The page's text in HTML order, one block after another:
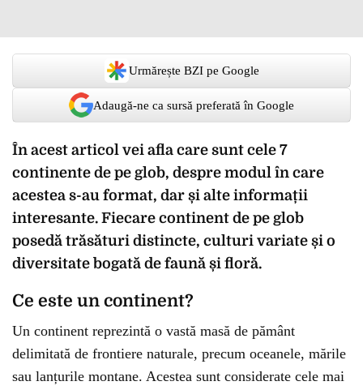
Urmărește BZI pe Google
Adaugă-ne ca sursă preferată în Google
În acest articol vei afla care sunt cele 7
continente de pe glob, despre modul în care
acestea s-au format, dar și alte informații
interesante. Fiecare continent de pe glob
posedă trăsături distincte, culturi variate și o
diversitate bogată de faună și floră.
Ce este un continent?
Un continent reprezintă o vastă masă de pământ
delimitată de frontiere naturale, precum oceanele, mările
sau lanțurile montane. Acestea sunt considerate cele mai